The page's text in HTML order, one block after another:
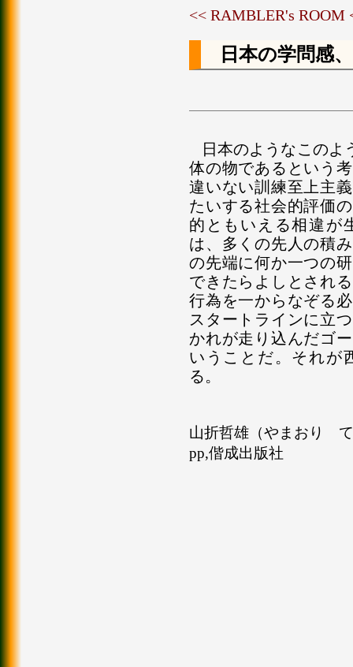
<< RAMBLER's ROOM
日本の学問感
日本のようなこのよ
体の物であるという
違いない訓練至上主
たいする社会的評価
的ともいえる相違が
は、多くの先人の積
の先端に何か一つの
できたらよしとされ
行為を一からなぞる
スタートラインに立
かれが走り込んだゴ
いうことだ。それが
る。
山折哲雄（やまおり
pp,偕成出版社